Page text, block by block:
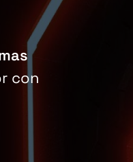
con